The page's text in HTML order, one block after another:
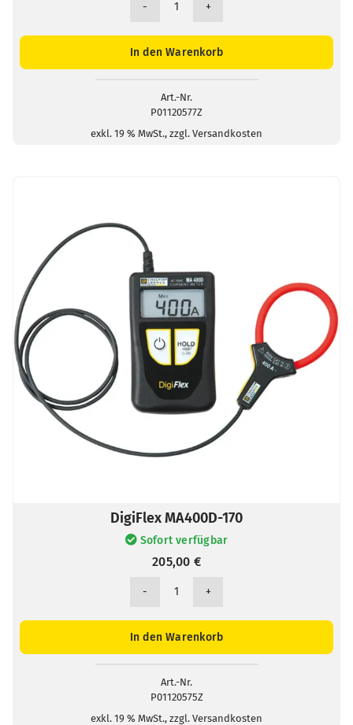
DigiFlex
350
In den Warenkorb
Art.-Nr.
P01120577Z
exkl. 19 % MwSt., zzgl. Versandkosten
DigiFlex MA400D-170
Sofort verfügbar
205,00 €
DigiFlex
170
In den Warenkorb
Art.-Nr.
P01120575Z
exkl. 19 % MwSt., zzgl. Versandkosten